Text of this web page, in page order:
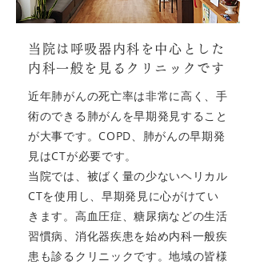
当院は呼吸器内科を中心とした
内科一般を見るクリニックです
近年肺がんの死亡率は非常に高く、手
術のできる肺がんを早期発見すること
が大事です。COPD、肺がんの早期発
見はCTが必要です。
当院では、被ばく量の少ないヘリカル
CTを使用し、早期発見に心がけてい
きます。高血圧症、糖尿病などの生活
習慣病、消化器疾患を始め内科一般疾
患も診るクリニックです。地域の皆様